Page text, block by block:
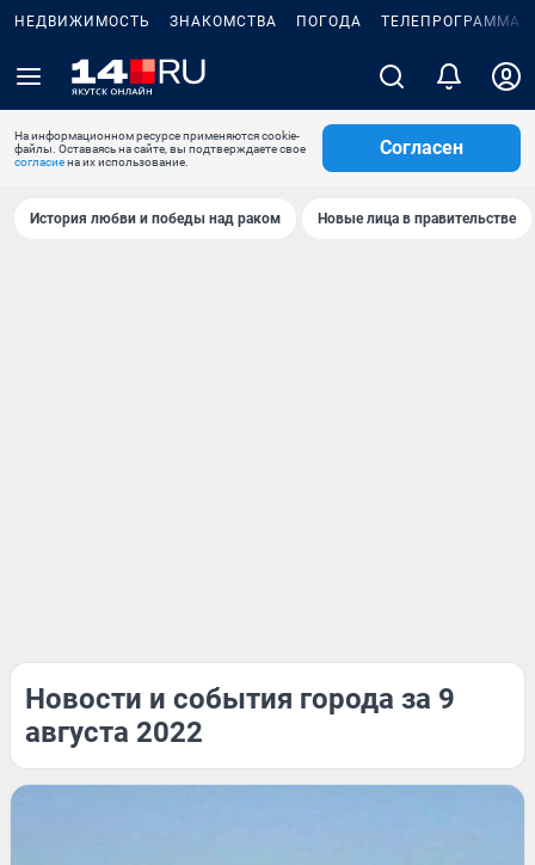
НЕДВИЖИМОСТЬ ЗНАКОМСТВА ПОГОДА ТЕЛЕПРОГРАММА
На информационном ресурсе применяются cookie-
файлы. Оставаясь на сайте, вы подтверждаете свое
согласиена их использование.
Согласен
История любви и победы над раком Новые лица в правительстве
Новости и события города за 9
августа 2022